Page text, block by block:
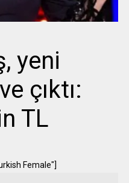
yeni
çıktı:
TL
Female"]